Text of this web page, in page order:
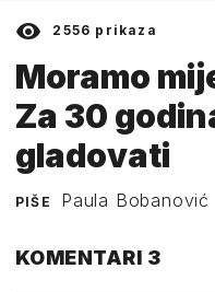
2556 prikaza
Moramo
Za 30
gladovati
PIŠE Paula Bobanović
KOMENTARI 3